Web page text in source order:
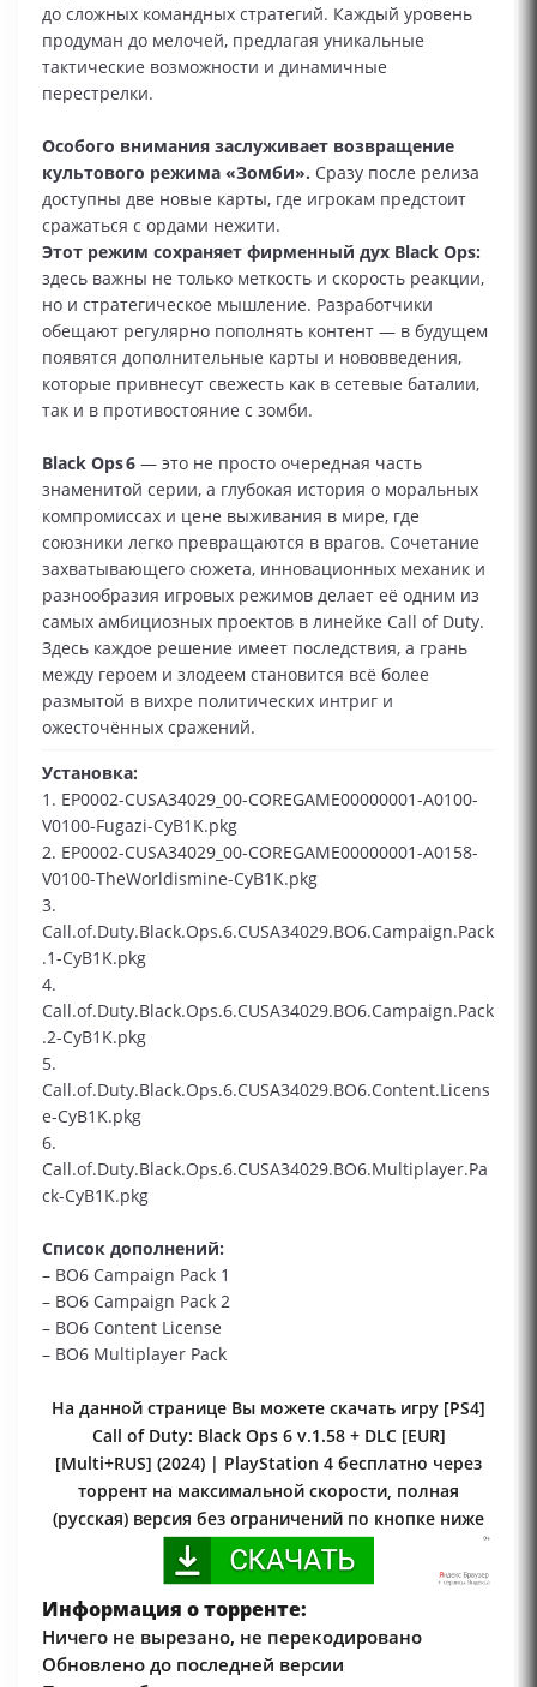
до сложных командных стратегий. Каждый уровень
продуман до мелочей, предлагая уникальные
тактические возможности и динамичные
перестрелки.
Особого внимания заслуживает возвращение
культового режима «Зомби». Сразу после релиза
доступны две новые карты, где игрокам предстоит
сражаться с ордами нежити.
Этот режим сохраняет фирменный дух Black Ops:
здесь важны не только меткость и скорость реакции,
но и стратегическое мышление. Разработчики
обещают регулярно пополнять контент — в будущем
появятся дополнительные карты и нововведения,
которые привнесут свежесть как в сетевые баталии,
так и в противостояние с зомби.
Black Ops 6 — это не просто очередная часть
знаменитой серии, а глубокая история о моральных
компромиссах и цене выживания в мире, где
союзники легко превращаются в врагов. Сочетание
захватывающего сюжета, инновационных механик и
разнообразия игровых режимов делает её одним из
самых амбициозных проектов в линейке Call of Duty.
Здесь каждое решение имеет последствия, а грань
между героем и злодеем становится всё более
размытой в вихре политических интриг и
ожесточённых сражений.
Установка:
1. EP0002-CUSA34029_00-COREGAME00000001-A0100-
V0100-Fugazi-CyB1K.pkg
2. EP0002-CUSA34029_00-COREGAME00000001-A0158-
V0100-TheWorldismine-CyB1K.pkg
3.
Call.of.Duty.Black.Ops.6.CUSA34029.BO6.Campaign.Pack
.1-CyB1K.pkg
4.
Call.of.Duty.Black.Ops.6.CUSA34029.BO6.Campaign.Pack
.2-CyB1K.pkg
5.
Call.of.Duty.Black.Ops.6.CUSA34029.BO6.Content.Licens
e-CyB1K.pkg
6.
Call.of.Duty.Black.Ops.6.CUSA34029.BO6.Multiplayer.Pa
ck-CyB1K.pkg
Список дополнений:
– BO6 Campaign Pack 1
– BO6 Campaign Pack 2
– BO6 Content License
– BO6 Multiplayer Pack
На данной странице Вы можете скачать игру [PS4]
Call of Duty: Black Ops 6 v.1.58 + DLC [EUR]
[Multi+RUS] (2024) | PlayStation 4 бесплатно через
торрент на максимальной скорости, полная
(русская) версия без ограничений по кнопке ниже
Информация о торренте:
Ничего не вырезано, не перекодировано
Обновлено до последней версии